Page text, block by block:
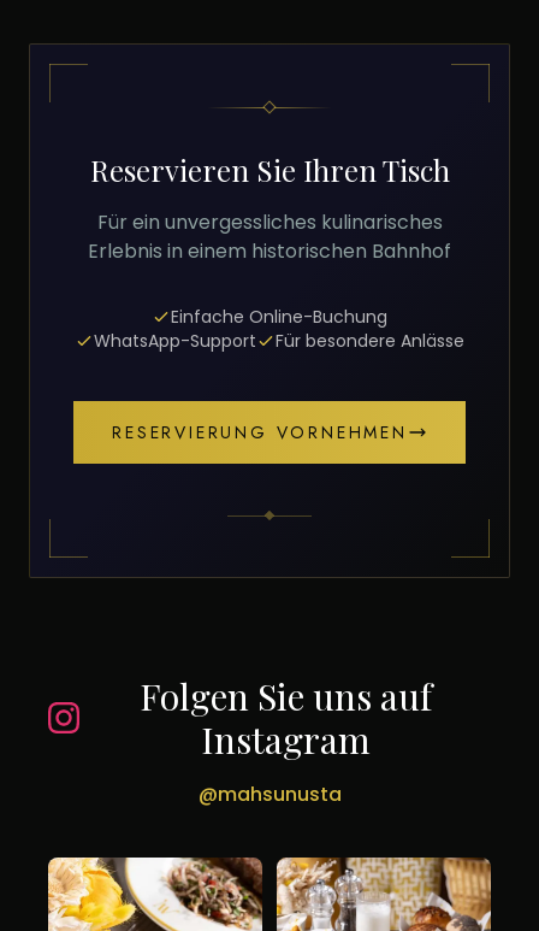
Reservieren Sie Ihren Tisch
Für ein unvergessliches kulinarisches
Erlebnis in einem historischen Bahnhof
Einfache Online-Buchung
WhatsApp-Support
Für besondere Anlässe
RESERVIERUNG VORNEHMEN
Folgen Sie uns auf
Instagram
@mahsunusta